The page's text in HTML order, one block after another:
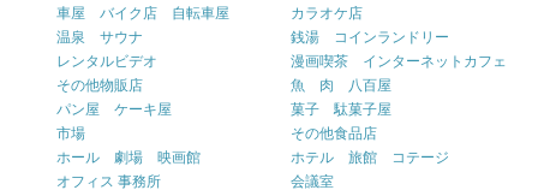
車屋 バイク店 自転車屋
カラオケ店
温泉 サウナ
銭湯 コインランドリー
レンタルビデオ
漫画喫茶 インターネットカフェ
その他物販店
魚 肉 八百屋
パン屋 ケーキ屋
菓子 駄菓子屋
市場
その他食品店
ホール 劇場 映画館
ホテル 旅館 コテージ
オフィス 事務所
会議室